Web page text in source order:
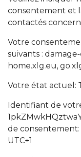
consentement et
contactés
Votre
suivants :
home.xlg.eu,
Votre état ​​actuel:
Identifiant de
de consentement:
UTC+1